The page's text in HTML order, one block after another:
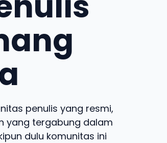
penulis yang resmi,
yang tergabung dalam
dulu komunitas ini